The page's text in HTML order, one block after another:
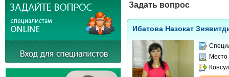
Задать вопрос
Ибатова Назокат